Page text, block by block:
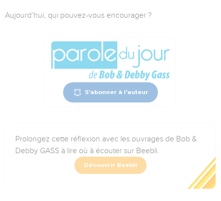
Aujourd’hui, qui pouvez-vous encourager ?
S'abonner à l'auteur
Prolongez cette réflexion avec les ouvrages de Bob &
Debby GASS à lire où à écouter sur Beebli.
Découvrir Beebli